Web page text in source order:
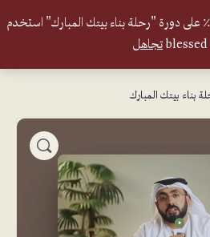
بمناسبة إطلاق الموقع: خصم ٣٥٪ على دورة "رحلة بناء بيتك المبارك" استخدم
تجاهل
بناء بيتك المبارك